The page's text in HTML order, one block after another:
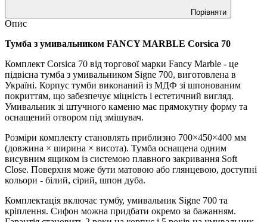
Порівняти
Опис
Тумба з умивальником FANCY MARBLE Corsica 70
Комплект Corsica 70 від торгової марки Fancy Marble - це
підвісна тумба з умивальником Signe 700, виготовлена в
Україні. Корпус тумби виконаний із МДФ зі шпонованим
покриттям, що забезпечує міцність і естетичний вигляд.
Умивальник зі штучного каменю має прямокутну форму та
оснащений отвором під змішувач.
Розміри комплекту становлять приблизно 700×450×400 мм
(довжина × ширина × висота). Тумба оснащена одним
висувним ящиком із системою плавного закривання Soft
Close. Поверхня може бути матовою або глянцевою, доступні
кольори - білий, сірий, шпон дуба.
Комплектація включає тумбу, умивальник Signe 700 та
кріплення. Сифон можна придбати окремо за бажанням.